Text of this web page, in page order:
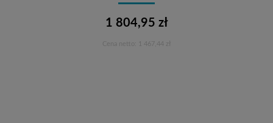
1 804,95 zł
1 467,44 zł